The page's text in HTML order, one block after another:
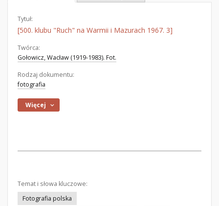
Tytuł:
[500. klubu "Ruch" na Warmii i Mazurach 1967. 3]
Twórca:
Gołowicz, Wacław (1919-1983). Fot.
Rodzaj dokumentu:
fotografia
Więcej
Temat i słowa kluczowe:
Fotografia polska